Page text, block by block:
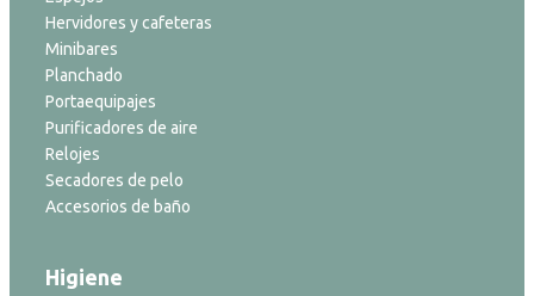
Hervidores y cafeteras
Minibares
Planchado
Portaequipajes
Purificadores de aire
Relojes
Secadores de pelo
Accesorios de baño
Higiene